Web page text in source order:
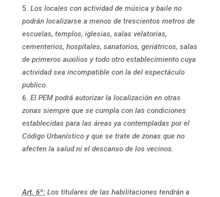
Los locales con actividad de música y baile no
podrán localizarse a menos de trescientos metros de
escuelas, templos, iglesias, salas velatorias,
cementerios, hospitales, sanatorios, geriátricos, salas
de primeros auxilios y todo otro establecimiento cuya
actividad sea incompatible con la del espectáculo
publico.
El PEM podrá autorizar la localización en otras
zonas siempre que se cumpla con las condiciones
establecidas para las áreas ya contempladas por el
Código Urbanístico y que se trate de zonas que no
afecten la salud ni el descanso de los vecinos.
Art. 6º:Los titulares de las habilitaciones tendrán a